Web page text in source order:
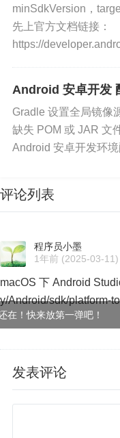
配置 Gradle 镜像源
配置此文件：
le.kts，具体可以参
接下来，随便创建
minSdkVersion，
先上官方文档链接：
https://
Android 安卓开发
Gradle 设置全局镜像
缺失 POM 或 JAR 文
Android 安卓开发环
评论列表
程序员小墨
1年前 (2025-03-11)
macOS 下 Android
y/Android/sdk/platform-
发表评论
！快来放第一弹吧！